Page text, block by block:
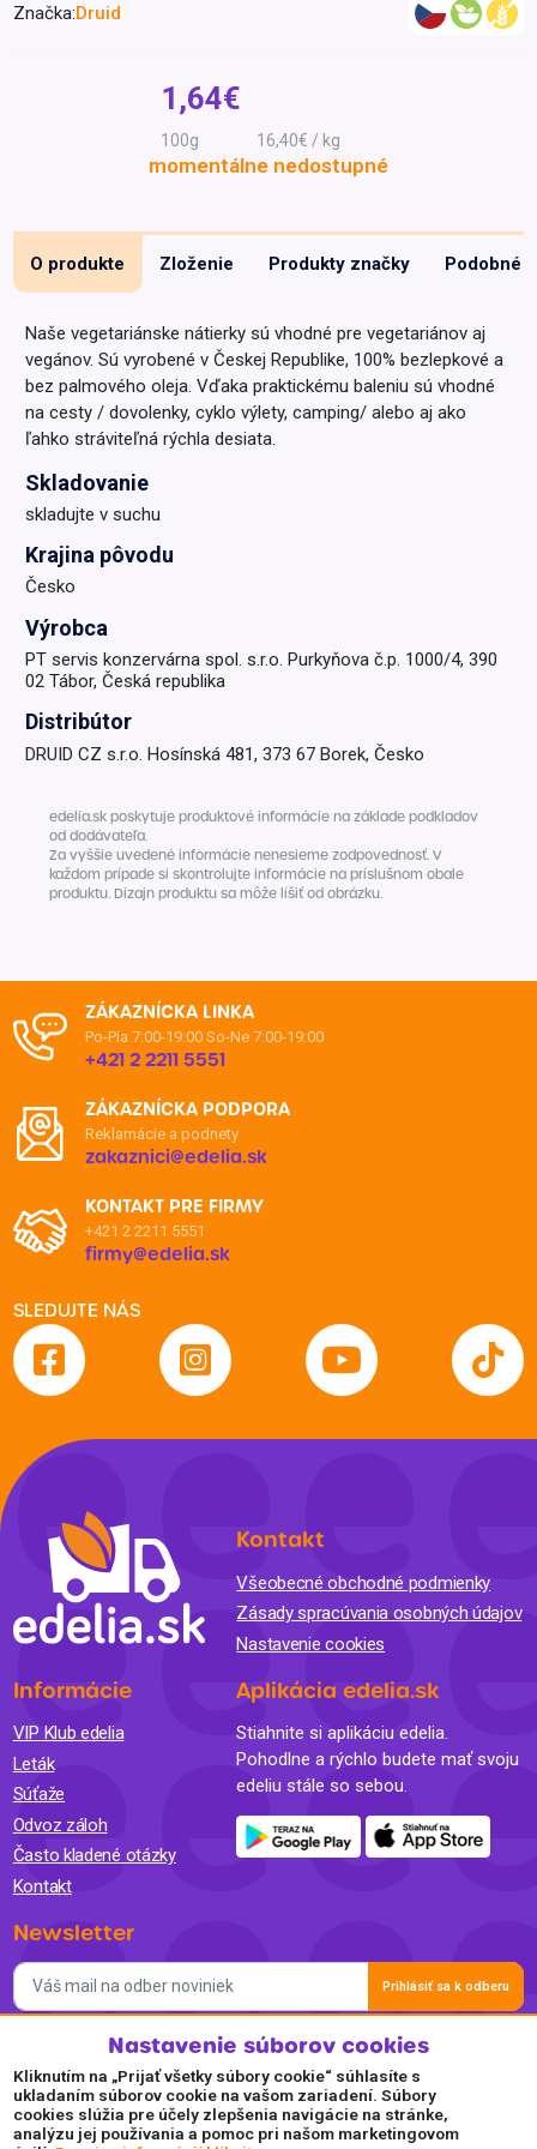
Drogéria a kozmetika
Domáci miláčikovia
Lekáreň
Značka:Druid
1,64€
100g 16,40€ / kg
momentálne nedostupné
O produkte Zloženie Produkty značky Podobné
Naše vegetariánske nátierky sú vhodné pre vegetariánov aj
vegánov. Sú vyrobené v Českej Republike, 100% bezlepkové a
bez palmového oleja. Vďaka praktickému baleniu sú vhodné
na cesty / dovolenky, cyklo výlety, camping/ alebo aj ako
ľahko stráviteľná rýchla desiata.
Skladovanie
skladujte v suchu
Krajina pôvodu
Česko
Výrobca
PT servis konzervárna spol. s.r.o. Purkyňova č.p. 1000/4, 390
02 Tábor, Česká republika
Distribútor
DRUID CZ s.r.o. Hosínská 481, 373 67 Borek, Česko
edelia.sk poskytuje produktové informácie na základe podkladov
od dodávateľa.
Za vyššie uvedené informácie nenesieme zodpovednosť. V
každom prípade si skontrolujte informácie na príslušnom obale
produktu. Dizajn produktu sa môže líšiť od obrázku.
ZÁKAZNÍCKA LINKA
Po-Pia 7:00-19:00 So-Ne 7:00-19:00
+421 2 2211 5551
ZÁKAZNÍCKA PODPORA
Reklamácie a podnety
zakaznici@edelia.sk
KONTAKT PRE FIRMY
+421 2 2211 5551
firmy@edelia.sk
SLEDUJTE NÁS
Kontakt
Všeobecné obchodné podmienky
Zásady spracúvania osobných údajov
Nastavenie cookies
Informácie
VIP Klub edelia
Leták
Súťaže
Odvoz záloh
Často kladené otázky
Kontakt
Aplikácia edelia.sk
Stiahnite si aplikáciu edelia.
Pohodlne a rýchlo budete mať svoju
edeliu stále so sebou.
Newsletter
Prihlásiť sa k odberu
Súhlasím so spracovaním osobných údajov a so zasielaním
newslettra na marketingové účely a oboznámil som sa so
Zásadami ochrany osobných údajov.
Akceptujeme
Nastavenie súborov cookies
Kliknutím na „Prijať všetky súbory cookie“ súhlasíte s
ukladaním súborov cookie na vašom zariadení. Súbory
cookies slúžia pre účely zlepšenia navigácie na stránke,
analýzu jej používania a pomoc pri našom marketingovom